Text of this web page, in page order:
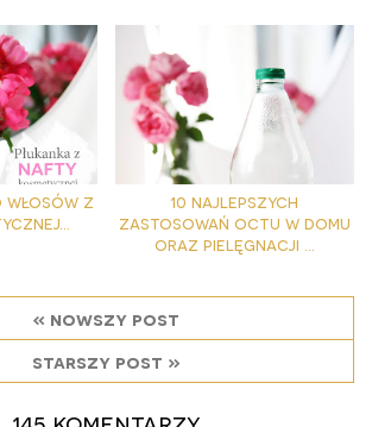
włosów z
10 najlepszych
zastosowań octu w domu
oraz pielęgnacji ...
« nowszy post
starszy post »